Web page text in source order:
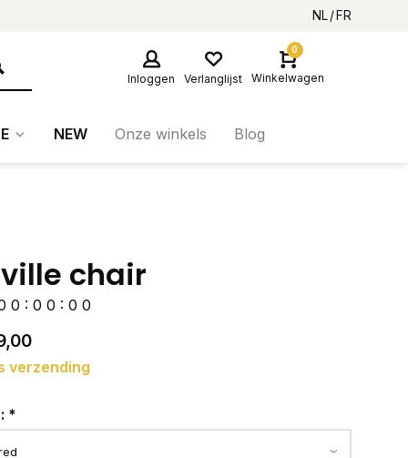
NL FR
Inloggen Verlanglijst
0
Winkelwagen
NEW Onze winkels Blog
chair
0 : 0 0 : 0 0
verzending
*